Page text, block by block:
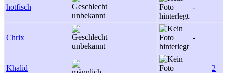
hotfisch -
Chrix -
Khalid 2